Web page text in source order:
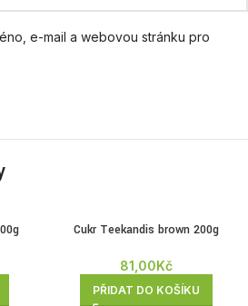
e-mail a webovou stránku pro
Cukr Teekandis brown 200g
81,00Kč
PŘIDAT DO KOŠÍKU